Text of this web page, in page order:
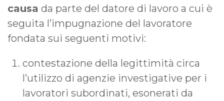
causa da parte del datore di lavoro a cui è
seguita l’impugnazione del lavoratore
fondata sui seguenti motivi:
contestazione della legittimità circa
l’utilizzo di agenzie investigative per i
lavoratori subordinati, esonerati da